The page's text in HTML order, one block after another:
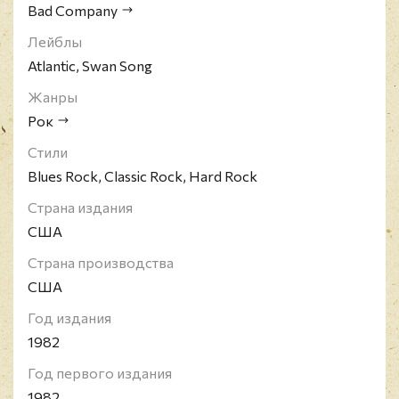
Bad Company
Лейблы
Atlantic, Swan Song
Жанры
Рок
Стили
Blues Rock, Classic Rock, Hard Rock
Страна издания
США
Страна производства
США
Год издания
1982
Год первого издания